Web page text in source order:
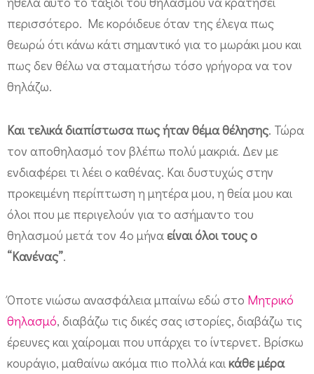
περισσότερο. Με κορόιδευε όταν της έλεγα πως
θεωρώ ότι κάνω κάτι σημαντικό για το μωράκι μου και
πως δεν θέλω να σταματήσω τόσο γρήγορα να τον
θηλάζω.
Και τελικά διαπίστωσα πως ήταν θέμα θέλησης. Τώρα
τον αποθηλασμό τον βλέπω πολύ μακριά. Δεν με
ενδιαφέρει τι λέει ο καθένας. Και δυστυχώς στην
προκειμένη περίπτωση η μητέρα μου, η θεία μου και
όλοι που με περιγελούν για το ασήμαντο του
θηλασμού μετά τον 4ο μήνα είναι όλοι τους ο
“Κανένας”.
Όποτε νιώσω ανασφάλεια μπαίνω εδώ στο Μητρικό
θηλασμό, διαβάζω τις δικές σας ιστορίες, διαβάζω τις
έρευνες και χαίρομαι που υπάρχει το ίντερνετ. Βρίσκω
κουράγιο, μαθαίνω ακόμα πιο πολλά καικάθε μέρα